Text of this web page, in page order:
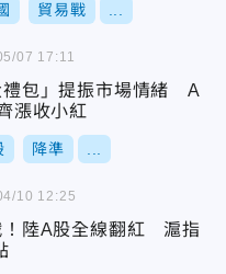
貿易戰
禮包」提振市場情緒 A
漲收小紅
降準
07 17:11
！陸A股全線翻紅 滬指
10 12:25